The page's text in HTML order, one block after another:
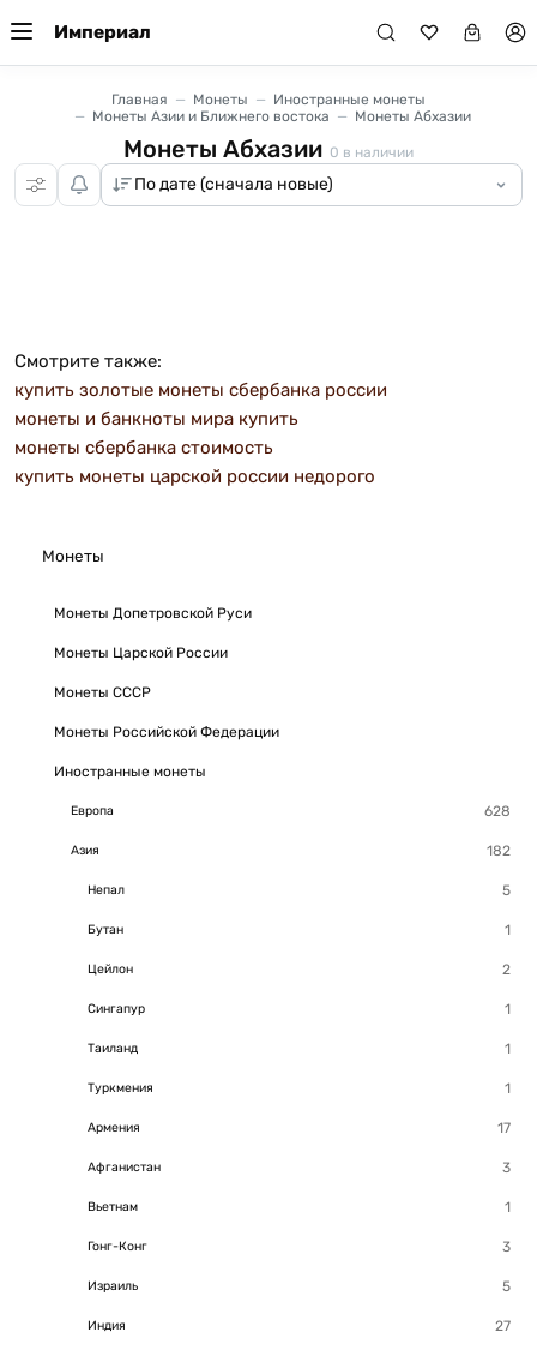
Империал
Монеты
Монеты Допетровской Руси
Монеты Царской России
Монеты СССР
Монеты Российской Федерации
Иностранные монеты
Европа
Азия
Непал
Бутан
Цейлон
Сингапур
Таиланд
Туркмения
Армения
Афганистан
Вьетнам
Гонг-Конг
Израиль
Индия
Главная Монеты
Иностранные монеты
Монеты Азии и Ближнего востока
Монеты Абхазии
Монеты Абхазии 0 в наличии
Смотрите также:
купить золотые монеты сбербанка россии
монеты и банкноты мира купить
монеты сбербанка стоимость
купить монеты царской россии недорого